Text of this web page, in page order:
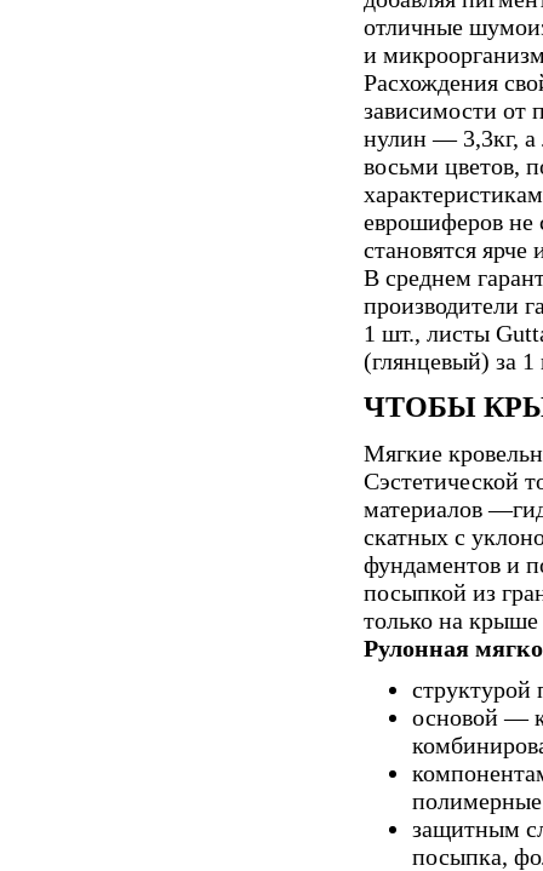
отличные
и
Расхождения
зависимости от
нулин — 3,3кг, а
восьми цветов,
еврошиферов не
становятся
В среднем
производители
1 шт., листы
(глянцевый) за
ЧТОБЫ
Мягкие
Сэстетической
материалов
скатных с
фундаментов и
посыпкой из
только на крыше
Рулонная
основой —
защитным
посыпка,